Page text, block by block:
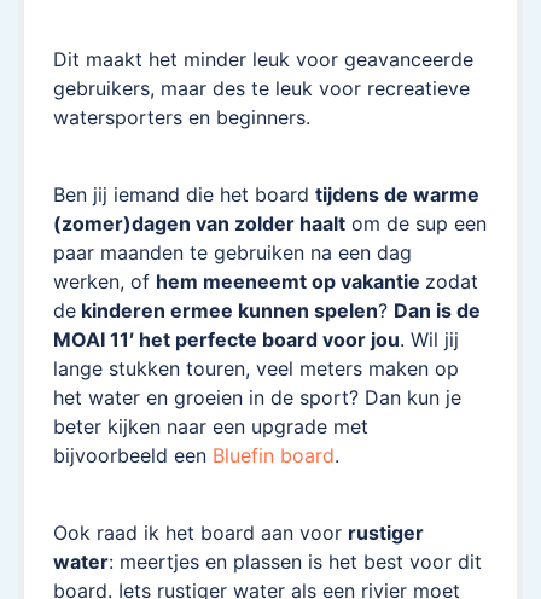
Dit maakt het minder leuk voor geavanceerde
gebruikers, maar des te leuk voor recreatieve
watersporters en beginners.
Ben jij iemand die het board tijdens de warme
(zomer)dagen van zolder haalt om de sup een
paar maanden te gebruiken na een dag
werken, of hem meeneemt op vakantie zodat
de kinderen ermee kunnen spelen? Dan is de
MOAI 11′ het perfecte board voor jou. Wil jij
lange stukken touren, veel meters maken op
het water en groeien in de sport? Dan kun je
beter kijken naar een upgrade met
bijvoorbeeld een Bluefin board.
Ook raad ik het board aan voor rustiger
water: meertjes en plassen is het best voor dit
board. Iets rustiger water als een rivier moet